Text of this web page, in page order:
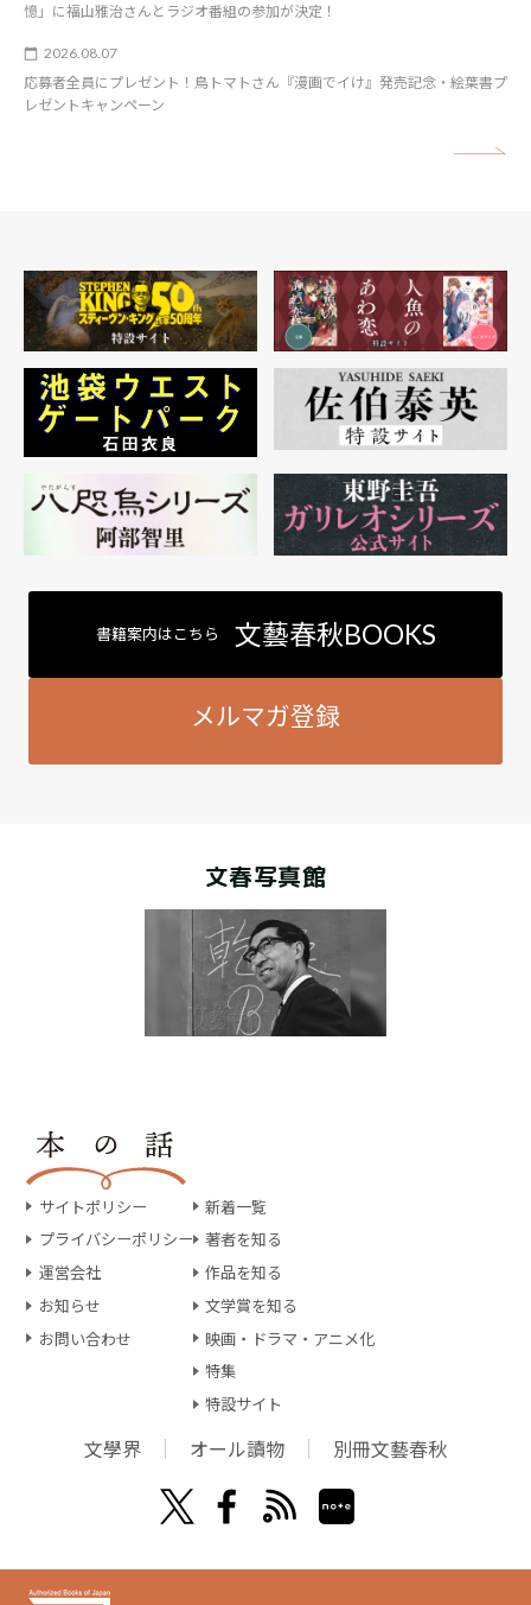
憶」に福山雅治さんとラジオ番組の参加が決定！
2026.08.07
応募者全員にプレゼント！鳥トマトさん『漫画でイけ』発売記念・絵葉書プ
レゼントキャンペーン
書籍案内はこちら 文藝春秋BOOKS
メルマガ登録
文春写真館
サイトポリシー
プライバシーポリシー
運営会社
お知らせ
お問い合わせ
新着一覧
著者を知る
作品を知る
文学賞を知る
映画・ドラマ・アニメ化
特集
特設サイト
文學界 オール讀物 別冊文藝春秋